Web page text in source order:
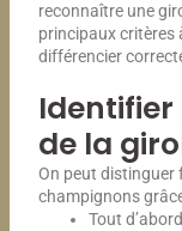
reconnaître une
principaux critères
différencier
de la
On peut distinguer
champignons
Tout